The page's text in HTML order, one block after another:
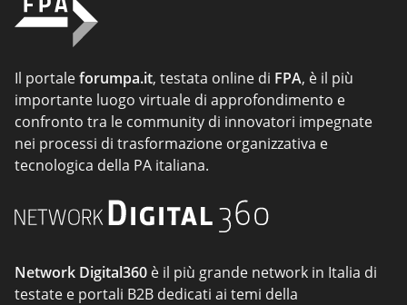
Il portaleforumpa.it, testata online di FPA, è il più
importante luogo virtuale di approfondimento e
confronto tra le community di innovatori impegnate
nei processi di trasformazione organizzativa e
tecnologica della PA italiana.
Network Digital360 è il più grande network in Italia di
testate e portali B2B dedicati ai temi della